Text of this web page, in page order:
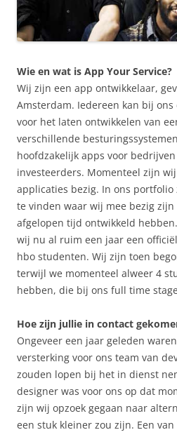
Wie en wat is App Your Service?
Wij zijn een app ontwikkelaar,
Amsterdam. Iedereen kan bij
voor het laten ontwikkelen van
verschillende
hoofdzakelijk apps voor
investeerders. Momenteel zijn
applicaties bezig. In ons
te vinden waar wij mee bezig
afgelopen tijd ontwikkeld
wij nu al ruim een jaar een
hbo studenten. Wij zijn toen
terwijl we momenteel alweer 4
hebben, die bij ons full time
Hoe zijn jullie in contact
Ongeveer een jaar geleden
versterking voor ons team van
zouden lopen bij het in dienst
designer was voor ons op dat
zijn wij opzoek gegaan naar
een stuk kleiner zou zijn. Een